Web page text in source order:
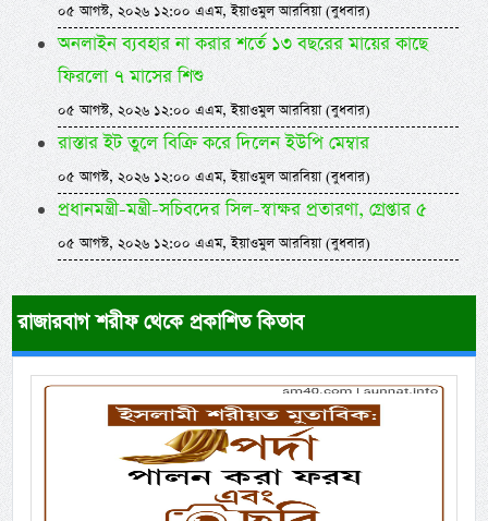
০৫ আগস্ট, ২০২৬ ১২:০০ এএম, ইয়াওমুল আরবিয়া (বুধবার)
অনলাইন ব্যবহার না করার শর্তে ১৩ বছরের মায়ের কাছে
ফিরলো ৭ মাসের শিশু
০৫ আগস্ট, ২০২৬ ১২:০০ এএম, ইয়াওমুল আরবিয়া (বুধবার)
রাস্তার ইট তুলে বিক্রি করে দিলেন ইউপি মেম্বার
০৫ আগস্ট, ২০২৬ ১২:০০ এএম, ইয়াওমুল আরবিয়া (বুধবার)
প্রধানমন্ত্রী-মন্ত্রী-সচিবদের সিল-স্বাক্ষর প্রতারণা, গ্রেপ্তার ৫
০৫ আগস্ট, ২০২৬ ১২:০০ এএম, ইয়াওমুল আরবিয়া (বুধবার)
রাজারবাগ শরীফ থেকে প্রকাশিত কিতাব